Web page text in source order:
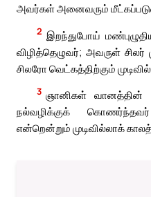
அவர்கள் அனைவரும்
2 இறந்துபோய்
விழித்தெழுவர்; அவருள் சிலர்
சிலரோ வெட்கத்திற்கும்
3 ஞானிகள் வானத்தின்
நல்வழிக்குக்
என்றென்றும் முடிவில்லாக்